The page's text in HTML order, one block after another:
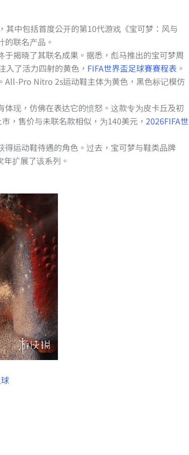
中包括首度公开的第10代游戏《宝可梦：风与
联名产品。
揭晓了其联名成果。据悉，彪马推出的宝可梦周
了活力四射的黄色， FIFA世界盃足球賽賽程表 。
All-Pro Nitro 2s运动鞋主体为黄色，黑色标记模仿
现，仿佛在表达它的愤怒。这款专为皮卡丘及初
，售价与未联名款相似，为140美元，2026FIFA世
运动鞋待遇的角色。过去，宝可梦与鞋类品牌
扩展了该系列。